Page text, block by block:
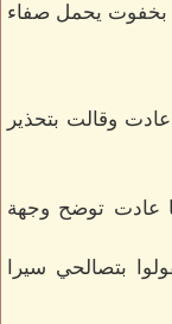
بخفوت يحمل صفاء
وقالت بتحذير
عادت توضح وجهة
بتصالحي سيرا